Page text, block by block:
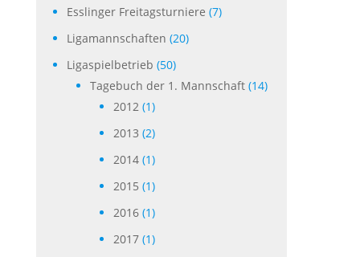
Esslinger Freitagsturniere (7)
Ligamannschaften (20)
Ligaspielbetrieb (50)
Tagebuch der 1. Mannschaft(14)
2012(1)
2013 (2)
2014(1)
2015 (1)
2016(1)
2017(1)